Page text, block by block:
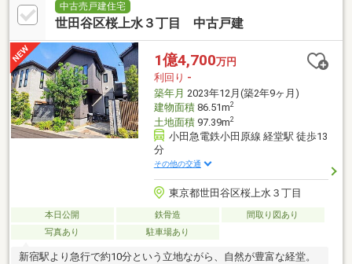
中古売戸建住宅
世田谷区桜上水３丁目 中古戸建
1億4,700万円
利回り -
築年月 2023年12月(築2年9ヶ月)
建物面積86.51m2
土地面積97.39m2
小田急電鉄小田原線 経堂駅 徒歩13
分
その他の交通
東京都世田谷区桜上水３丁目
本日公開 鉄骨造
間取り図あり
写真あり
駐車場あり
新宿駅より急行で約10分という立地ながら、自然が豊富な経堂。